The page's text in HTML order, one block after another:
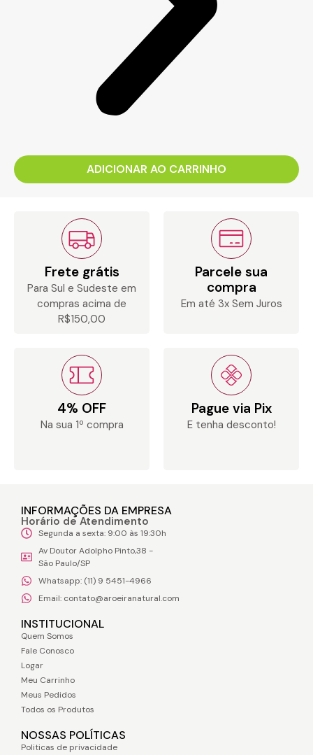
ADICIONAR AO CARRINHO
Frete grátis
Para Sul e Sudeste em
compras acima de
R$150,00
Parcele sua
compra
Em até 3x Sem Juros
4% OFF
Na sua 1º compra
Pague via Pix
E tenha desconto!
INFORMAÇÕES DA EMPRESA
Horário de Atendimento
Segunda a sexta: 9:00 às 19:30h
Av Doutor Adolpho Pinto,38 -
São Paulo/SP
Whatsapp: (11) 9 5451-4966
Email: contato@aroeiranatural.com
INSTITUCIONAL
Quem Somos
Fale Conosco
Logar
Meu Carrinho
Meus Pedidos
Todos os Produtos
NOSSAS POLÍTICAS
Politicas de privacidade